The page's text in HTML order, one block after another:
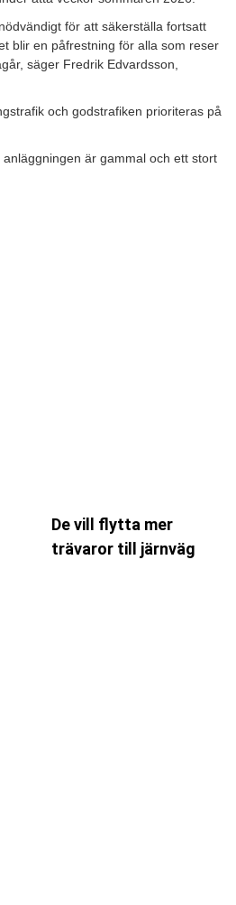
för att säkerställa fortsatt
blir en påfrestning för alla som reser
säger Fredrik Edvardsson,
och godstrafiken prioriteras på
är gammal och ett stort
De vill flytta mer
trävaror till järnväg